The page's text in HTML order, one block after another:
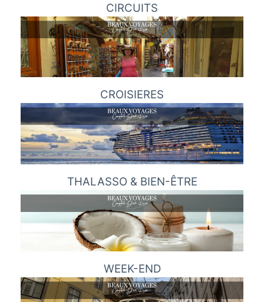
CIRCUITS
CROISIERES
THALASSO & BIEN-ÊTRE
WEEK-END